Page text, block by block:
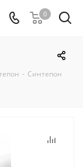
0
- Синтепон